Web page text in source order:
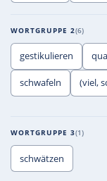
WORTGRUPPE 2 6
gestikulieren
schwafeln (viel,
WORTGRUPPE 3 1
schwätzen